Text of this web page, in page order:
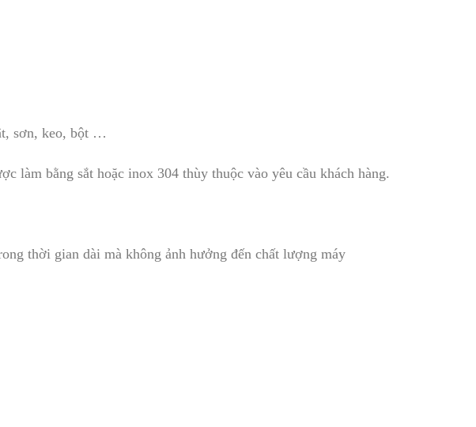
sơn, keo, bột …
làm bằng sắt hoặc inox 304 thùy thuộc vào yêu cầu khách hàng.
thời gian dài mà không ảnh hưởng đến chất lượng máy